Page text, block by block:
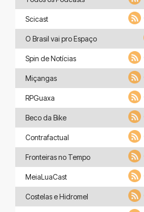
Scicast
O Brasil vai pro Espaço
Spin de Notícias
Miçangas
RPGuaxa
Beco da Bike
Contrafactual
Fronteiras no Tempo
MeiaLuaCast
Costelas e Hidromel